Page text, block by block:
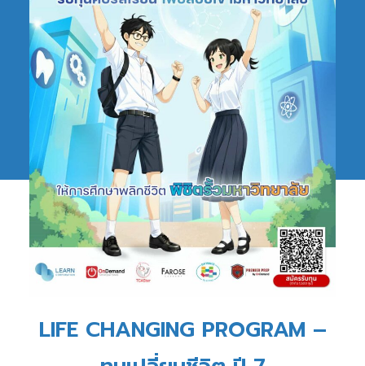
LIFE CHANGING PROGRAM –